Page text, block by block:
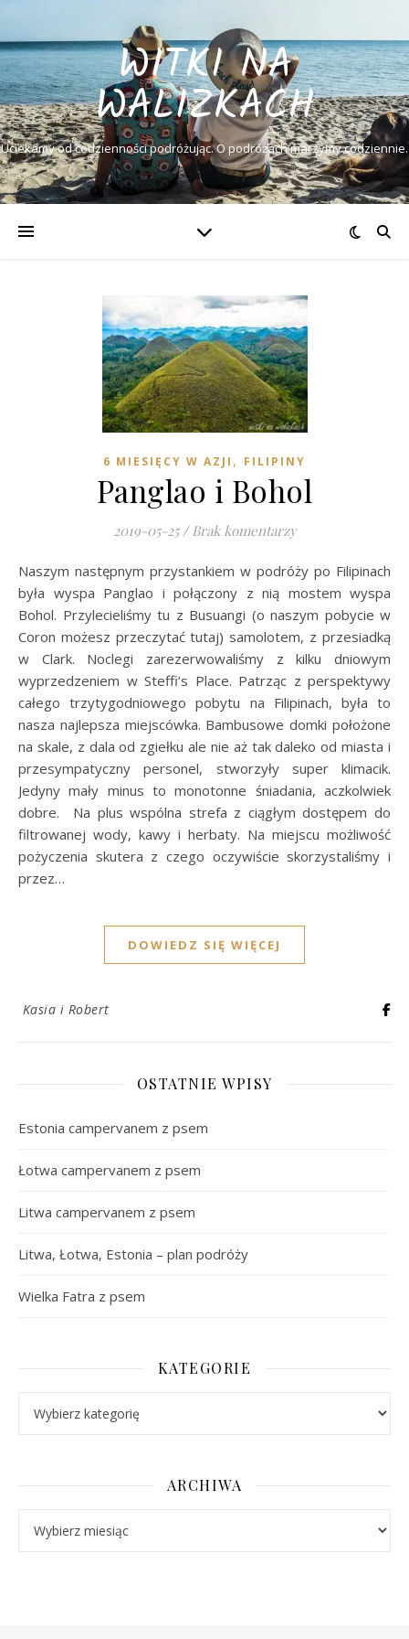
WITKI NA
WALIZKACH
Uciekamy od codzienności podróżując. O podróżach marzymy codziennie.
6 MIESIĘCY W AZJI , FILIPINY
Panglao i Bohol
2019-05-25 / Brak komentarzy
Naszym następnym przystankiem w podróży po Filipinach
była wyspa Panglao i połączony z nią mostem wyspa
Bohol. Przylecieliśmy tu z Busuangi (o naszym pobycie w
Coron możesz przeczytać tutaj) samolotem, z przesiadką
w Clark. Noclegi zarezerwowaliśmy z kilku dniowym
wyprzedzeniem w Steffi’s Place. Patrząc z perspektywy
całego trzytygodniowego pobytu na Filipinach, była to
nasza najlepsza miejscówka. Bambusowe domki położone
na skale, z dala od zgiełku ale nie aż tak daleko od miasta i
przesympatyczny personel, stworzyły super klimacik.
Jedyny mały minus to monotonne śniadania, aczkolwiek
dobre. Na plus wspólna strefa z ciągłym dostępem do
filtrowanej wody, kawy i herbaty. Na miejscu możliwość
pożyczenia skutera z czego oczywiście skorzystaliśmy i
przez…
DOWIEDZ SIĘ WIĘCEJ
Kasia i Robert
OSTATNIE WPISY
Estonia campervanem z psem
Łotwa campervanem z psem
Litwa campervanem z psem
Litwa, Łotwa, Estonia – plan podróży
Wielka Fatra z psem
KATEGORIE
ARCHIWA